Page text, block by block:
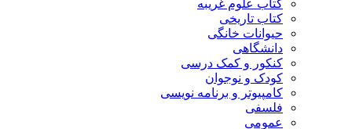
کتاب علوم غریبه
کتاب تاریخی
حیوانات خانگی
دانشگاهی
کنکور و کمک‌ درسی
کودک و نوجوان
کامپیوتر و برنامه نویسی